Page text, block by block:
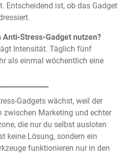
Entscheidend ist, ob das Gadget
Stress-Gadget nutzen?
Intensität. Täglich fünf
als einmal wöchentlich eine
Gadgets wächst, weil der
zwischen Marketing und echter
die nur du selbst ausloten
keine Lösung, sondern ein
funktionieren nur in den